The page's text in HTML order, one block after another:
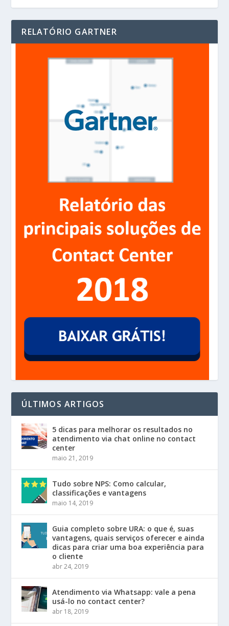
RELATÓRIO GARTNER
ÚLTIMOS ARTIGOS
5 dicas para melhorar os resultados no
atendimento via chat online no contact
center
maio 21, 2019
Tudo sobre NPS: Como calcular,
classificações e vantagens
maio 14, 2019
Guia completo sobre URA: o que é, suas
vantagens, quais serviços oferecer e ainda
dicas para criar uma boa experiência para
o cliente
abr 24, 2019
Atendimento via Whatsapp: vale a pena
usá-lo no contact center?
abr 18, 2019